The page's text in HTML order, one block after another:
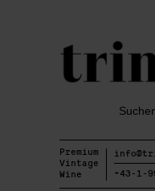
for:
Premium
Vintage
Wine
+43-1-